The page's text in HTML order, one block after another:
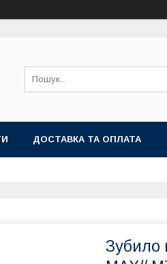
ДОСТАВКА ТА ОПЛАТА
Зубило